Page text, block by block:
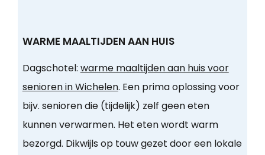
WARME MAALTIJDEN AAN HUIS
Dagschotel: warme maaltijden aan huis voor
senioren in Wichelen. Een prima oplossing voor
bijv. senioren die (tijdelijk) zelf geen eten
kunnen verwarmen. Het eten wordt warm
bezorgd. Dikwijls op touw gezet door een lokale